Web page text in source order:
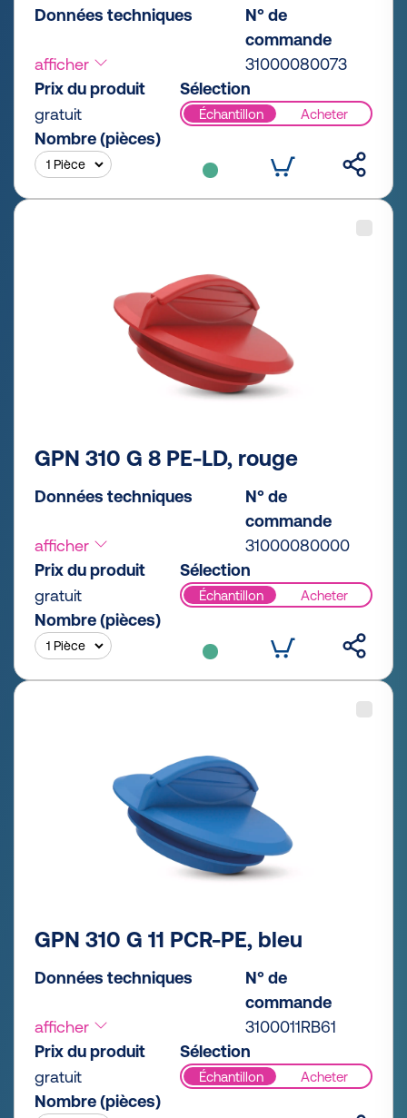
Données techniques
afficher
N° de
commande
31000080073
Prix du produit
gratuit
Sélection
Échantillon Acheter
Nombre (pièces)
GPN 310 G 8 PE-LD, rouge
Données techniques
afficher
N° de
commande
31000080000
Prix du produit
gratuit
Sélection
Échantillon Acheter
Nombre (pièces)
GPN 310 G 11 PCR-PE, bleu
Données techniques
afficher
N° de
commande
3100011RB61
Prix du produit
gratuit
Sélection
Échantillon Acheter
Nombre (pièces)